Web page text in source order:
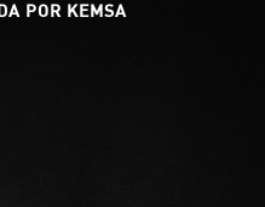
POR KEMSA